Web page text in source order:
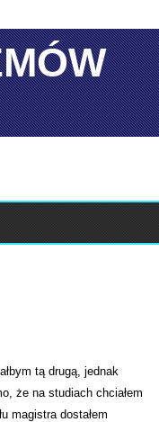
tą drugą, jednak
że na studiach chciałem
magistra dostałem